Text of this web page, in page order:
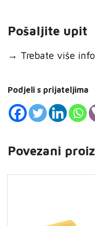
Pošaljite upit
→ Trebate više
Podjeli s prijateljima
Povezani